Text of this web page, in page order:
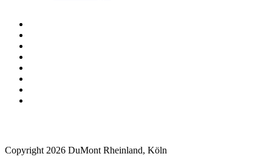
Copyright 2026 DuMont Rheinland, Köln